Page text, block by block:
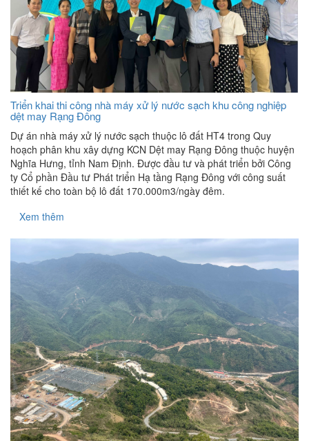
Triển khai thi công nhà máy xử lý nước sạch khu công nghiệp
dệt may Rạng Đông
Dự án nhà máy xử lý nước sạch thuộc lô đất HT4 trong Quy
hoạch phân khu xây dựng KCN Dệt may Rạng Đông thuộc huyện
Nghĩa Hưng, tỉnh Nam Định. Được đầu tư và phát triển bởi Công
ty Cổ phần Đầu tư Phát triển Hạ tầng Rạng Đông với công suất
thiết kế cho toàn bộ lô đất 170.000m3/ngày đêm.
Xem thêm